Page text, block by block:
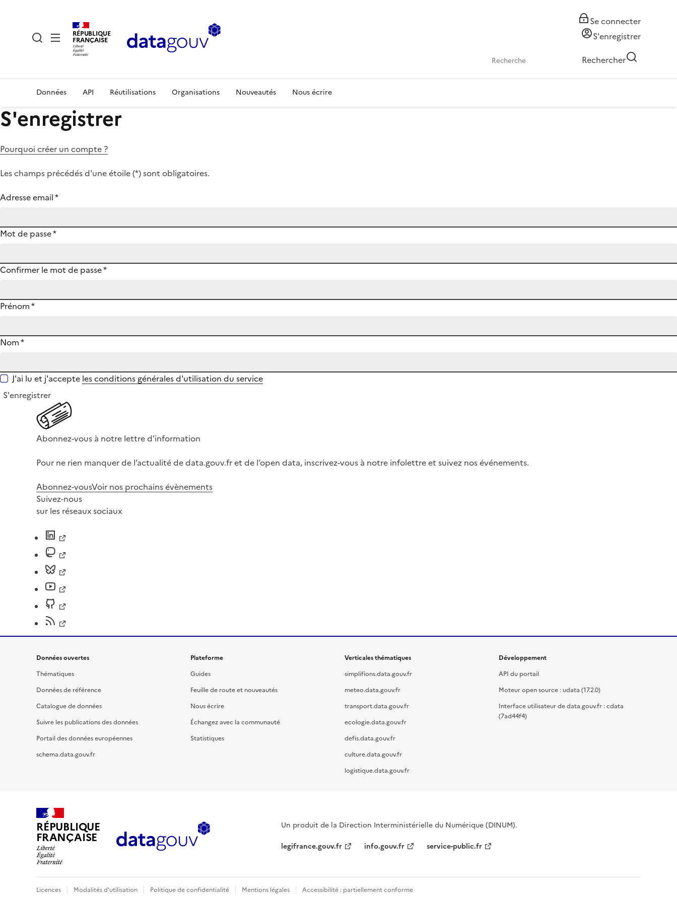
RÉPUBLIQUE
FRANÇAISE
Se connecter
S'enregistrer
Rechercher
Données API Réutilisations Organisations Nouveautés Nous écrire
S'enregistrer
Pourquoi créer un compte ?
Les champs précédés d'une étoile (*) sont obligatoires.
Adresse email*
Mot de passe*
Confirmer le mot de passe*
Prénom*
Nom*
J'ai lu et j'accepte les conditions générales d'utilisation du service
S'enregistrer
Abonnez-vous à notre lettre d'information
Pour ne rien manquer de l’actualité de data.gouv.fr et de l’open data, inscrivez-vous à notre infolettre et suivez nos événements.
Abonnez-vousVoir nos prochains évènements
Suivez-nous
sur les réseaux sociaux
Données ouvertes
Thématiques
Données de référence
Catalogue de données
Suivre les publications des données
Portail des données européennes
schema.data.gouv.fr
Plateforme
Guides
Feuille de route et nouveautés
Nous écrire
Échangez avec la communauté
Statistiques
Verticales thématiques
simplifions.data.gouv.fr
meteo.data.gouv.fr
transport.data.gouv.fr
ecologie.data.gouv.fr
defis.data.gouv.fr
culture.data.gouv.fr
logistique.data.gouv.fr
Développement
API du portail
Moteur open source : udata (17.2.0)
Interface utilisateur de data.gouv.fr : cdata
(7ad44f4)
RÉPUBLIQUE
FRANÇAISE
Un produit de la Direction Interministérielle du Numérique (DINUM).
legifrance.gouv.fr
info.gouv.fr service-public.fr
Licences Modalités d'utilisation Politique de confidentialité Mentions légales Accessibilité : partiellement conforme